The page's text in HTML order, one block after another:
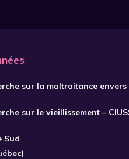
sur la maltraitance
sur le vieillissement –
Sud